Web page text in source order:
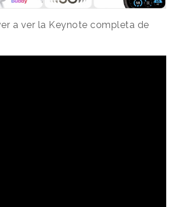
a ver la Keynote completa de